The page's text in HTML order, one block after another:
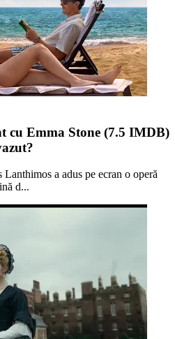
cu Emma Stone (7.5 IMDB)
a adus pe ecran o operă
d...